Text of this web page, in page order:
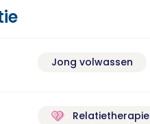
Jong volwassen
Relatietherapie